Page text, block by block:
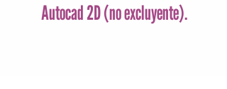
Autocad 2D (no excluyente).